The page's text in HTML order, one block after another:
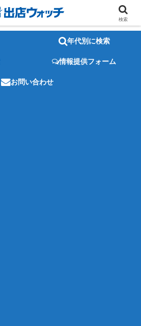
年代別に検索
情報提供フォーム
お問い合わせ
検索